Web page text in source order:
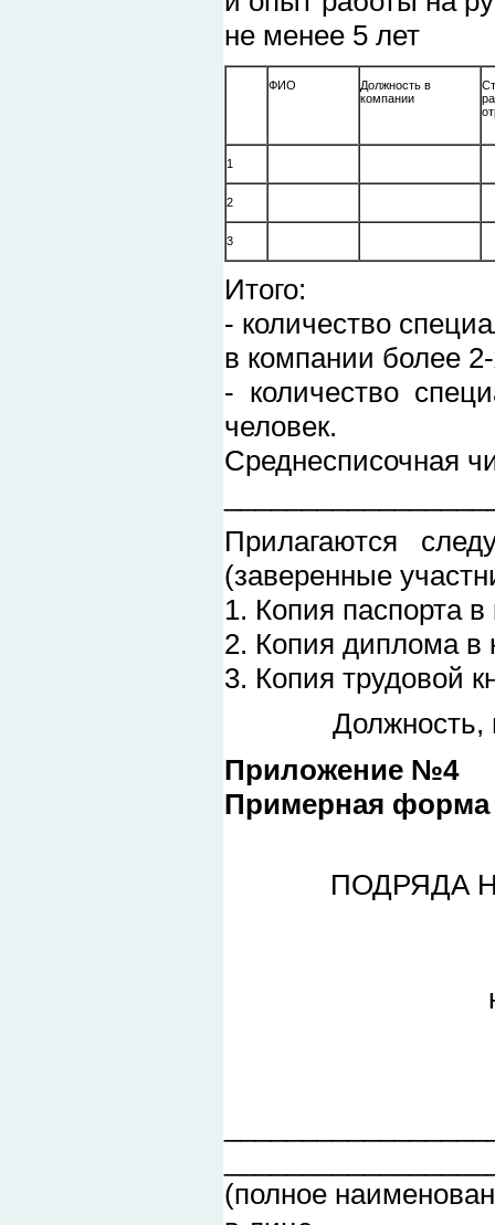
не менее 5 лет
ФИО
Должность в
компании
1
2
3
Итого:
- количество
в компании более
- количество
человек.
Среднесписочная
Прилагаются
(заверенные
1. Копия паспорта
2. Копия диплома в
3. Копия трудовой
Должность,
Приложение №4
Примерная форма
ПОДРЯДА
(полное